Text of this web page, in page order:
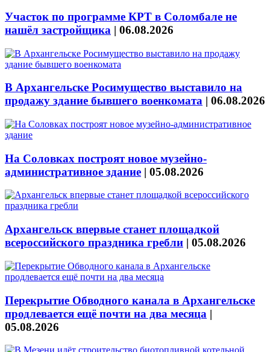
Участок по программе КРТ в Соломбале не
нашёл застройщика | 06.08.2026
В Архангельске Росимущество выставило на
продажу здание бывшего военкомата | 06.08.2026
На Соловках построят новое музейно-
административное здание | 05.08.2026
Архангельск впервые станет площадкой
всероссийского праздника гребли | 05.08.2026
Перекрытие Обводного канала в Архангельске
продлевается ещё почти на два месяца |
05.08.2026